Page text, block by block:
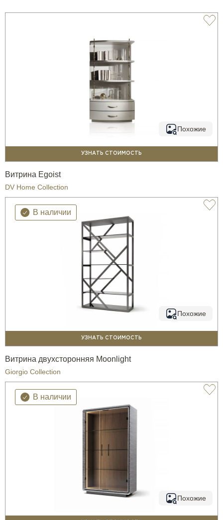
Похожие
УЗНАТЬ СТОИМОСТЬ
Витрина Egoist
DV Home Collection
В наличии
Похожие
УЗНАТЬ СТОИМОСТЬ
Витрина двухсторонняя Moonlight
Giorgio Collection
В наличии
Похожие